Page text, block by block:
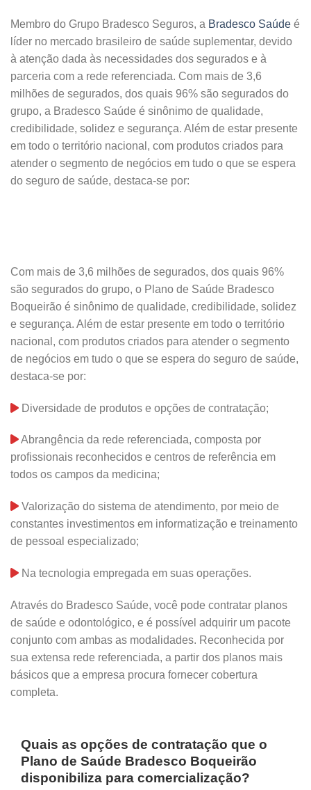
Membro do Grupo Bradesco Seguros, a Bradesco Saúde é
líder no mercado brasileiro de saúde suplementar, devido
à atenção dada às necessidades dos segurados e à
parceria com a rede referenciada. Com mais de 3,6
milhões de segurados, dos quais 96% são segurados do
grupo, a Bradesco Saúde é sinônimo de qualidade,
credibilidade, solidez e segurança. Além de estar presente
em todo o território nacional, com produtos criados para
atender o segmento de negócios em tudo o que se espera
do seguro de saúde, destaca-se por:
Com mais de 3,6 milhões de segurados, dos quais 96%
são segurados do grupo, o Plano de Saúde Bradesco
Boqueirão é sinônimo de qualidade, credibilidade, solidez
e segurança. Além de estar presente em todo o território
nacional, com produtos criados para atender o segmento
de negócios em tudo o que se espera do seguro de saúde,
destaca-se por:
Diversidade de produtos e opções de contratação;
Abrangência da rede referenciada, composta por
profissionais reconhecidos e centros de referência em
todos os campos da medicina;
Valorização do sistema de atendimento, por meio de
constantes investimentos em informatização e treinamento
de pessoal especializado;
Na tecnologia empregada em suas operações.
Através do Bradesco Saúde, você pode contratar planos
de saúde e odontológico, e é possível adquirir um pacote
conjunto com ambas as modalidades. Reconhecida por
sua extensa rede referenciada, a partir dos planos mais
básicos que a empresa procura fornecer cobertura
completa.
Quais as opções de contratação que o
Plano de Saúde Bradesco Boqueirão
disponibiliza para comercialização?